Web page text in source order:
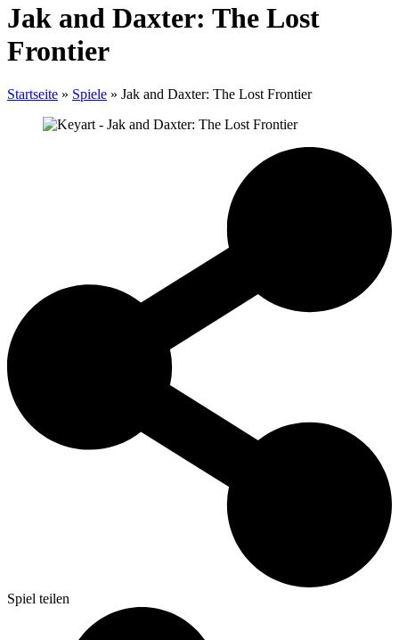
Jak and Daxter: The Lost
Frontier
Startseite » Spiele » Jak and Daxter: The Lost Frontier
Spiel teilen